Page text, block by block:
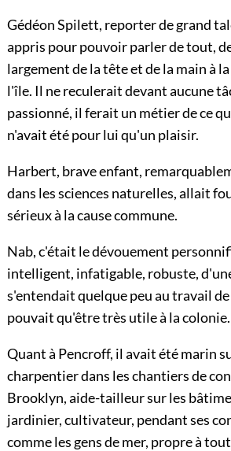
Gédéon Spilett, reporter de grand
appris pour pouvoir parler de tout,
largement de la tête et de la main à
l'île. Il ne reculerait devant aucune
passionné, il ferait un métier de ce
n'avait été pour lui qu'un plaisir.
Harbert, brave enfant,
dans les sciences naturelles, allait
sérieux à la cause commune.
Nab, c'était le dévouement
intelligent, infatigable, robuste,
s'entendait quelque peu au travail
pouvait qu'être très utile à la colonie.
Quant à Pencroff, il avait été marin
charpentier dans les chantiers de
Brooklyn, aide-tailleur sur les
jardinier, cultivateur, pendant ses
comme les gens de mer, propre à